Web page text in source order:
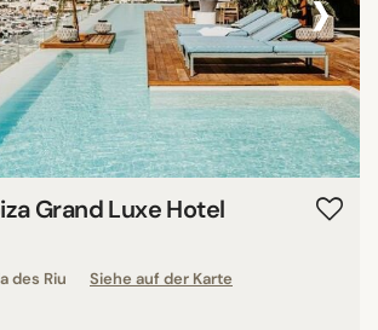
Grand Luxe Hotel
des Riu
Siehe auf der Karte